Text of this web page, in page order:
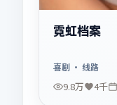
霓虹档案
喜剧· 线路
9.8万 4千